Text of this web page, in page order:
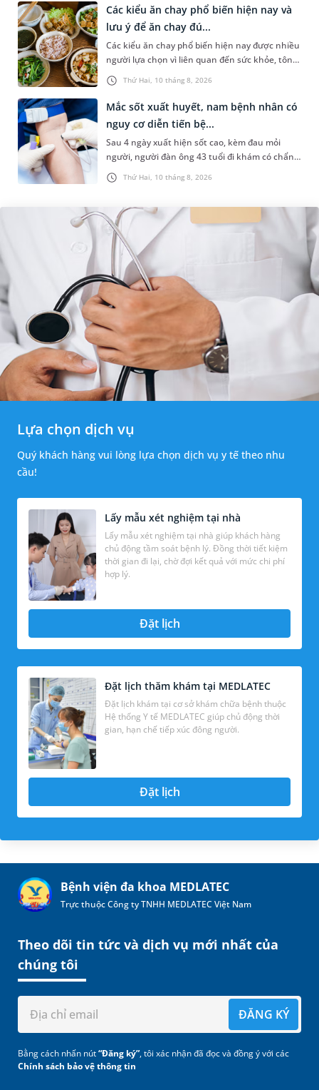
Thứ Hai, 10 tháng 8, 2026
Các kiểu ăn chay phổ biến hiện nay và
lưu ý để ăn chay đú...
Các kiểu ăn chay phổ biến hiện nay được nhiều
người lựa chọn vì liên quan đến sức khỏe, tôn
giáo hoặc lối sống lành mạnh. Tuy nhiên,
không phải ai cũng hiểu...
Thứ Hai, 10 tháng 8, 2026
Mắc sốt xuất huyết, nam bệnh nhân có
nguy cơ diễn tiến bệ...
Sau 4 ngày xuất hiện sốt cao, kèm đau mỏi
người, người đàn ông 43 tuổi đi khám có chẩn
đoán sốt xuất huyết Dengue và phải nhập viện
điều trị ngay để tránh bi...
Lựa chọn dịch vụ
Quý khách hàng vui lòng lựa chọn dịch vụ y tế theo nhu
cầu!
Lấy mẫu xét nghiệm tại nhà
Lấy mẫu xét nghiệm tại nhà giúp khách hàng
chủ động tầm soát bệnh lý. Đồng thời tiết kiệm
thời gian đi lại, chờ đợi kết quả với mức chi phí
hợp lý.
Đặt lịch
Đặt lịch thăm khám tại MEDLATEC
Đặt lịch khám tại cơ sở khám chữa bệnh thuộc
Hệ thống Y tế MEDLATEC giúp chủ động thời
gian, hạn chế tiếp xúc đông người.
Đặt lịch
Bệnh viện đa khoa MEDLATEC
Trực thuộc Công ty TNHH MEDLATEC Việt Nam
Theo dõi tin tức và dịch vụ mới nhất của
chúng tôi
ĐĂNG KÝ
Bằng cách nhấn nút“Đăng ký”, tôi xác nhận đã đọc và đồng ý với các
Chính sách bảo vệ thông tin